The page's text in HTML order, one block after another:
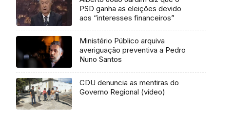
PSD ganha as eleições devido
aos “interesses financeiros”
Ministério Público arquiva
averiguação preventiva a Pedro
Nuno Santos
CDU denuncia as mentiras do
Governo Regional (vídeo)